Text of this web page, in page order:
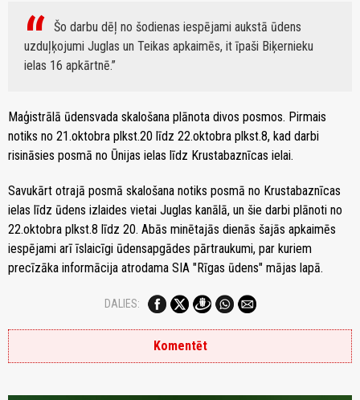
Šo darbu dēļ no šodienas iespējami aukstā ūdens
uzduļķojumi Juglas un Teikas apkaimēs, it īpaši Biķernieku
ielas 16 apkārtnē.
Maģistrālā ūdensvada skalošana plānota divos posmos. Pirmais
notiks no 21.oktobra plkst.20 līdz 22.oktobra plkst.8, kad darbi
risināsies posmā no Ūnijas ielas līdz Krustabaznīcas ielai.
Savukārt otrajā posmā skalošana notiks posmā no Krustabaznīcas
ielas līdz ūdens izlaides vietai Juglas kanālā, un šie darbi plānoti no
22.oktobra plkst.8 līdz 20. Abās minētajās dienās šajās apkaimēs
iespējami arī īslaicīgi ūdensapgādes pārtraukumi, par kuriem
precīzāka informācija atrodama SIA "Rīgas ūdens" mājas lapā.
DALIES:
Komentēt